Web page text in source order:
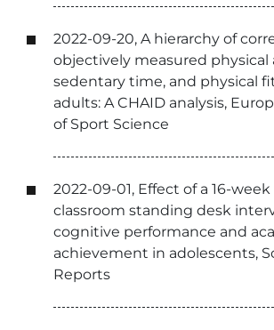
2022-09-20, A hierarchy of
objectively measured physical
sedentary time, and physical
adults: A CHAID analysis,
of Sport Science
2022-09-01, Effect of a 16-
classroom standing desk
cognitive performance and
achievement in adolescents,
Reports